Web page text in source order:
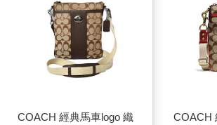
COACH 經典馬車logo 織
COACH